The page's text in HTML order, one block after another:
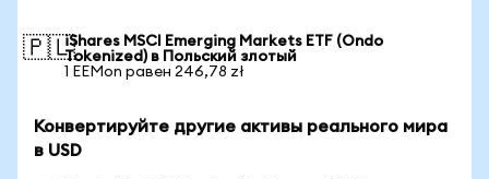
🇵🇱iShares MSCI Emerging Markets ETF (Ondo
Tokenized) в Польский злотый
1 EEMon равен 246,78 zł
Конвертируйте другие активы реального мира
в USD